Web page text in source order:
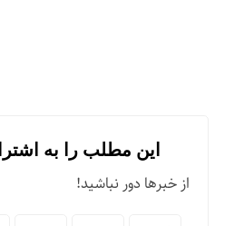
این مطلب را به
از خبرها دور نباشید!